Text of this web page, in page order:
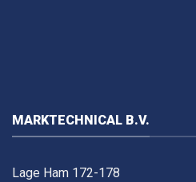
MARKTECHNICAL B.V.
Lage Ham 172-178